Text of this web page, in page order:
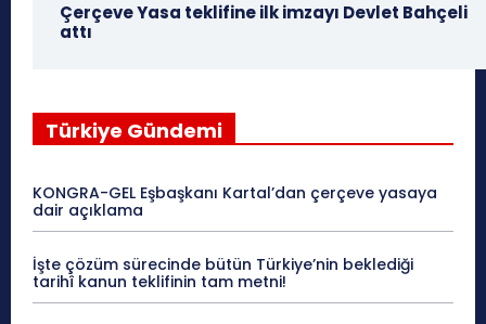
Çerçeve Yasa teklifine ilk imzayı Devlet Bahçeli
attı
Türkiye Gündemi
KONGRA-GEL Eşbaşkanı Kartal’dan çerçeve yasaya
dair açıklama
İşte çözüm sürecinde bütün Türkiye’nin beklediği
tarihî kanun teklifinin tam metni!